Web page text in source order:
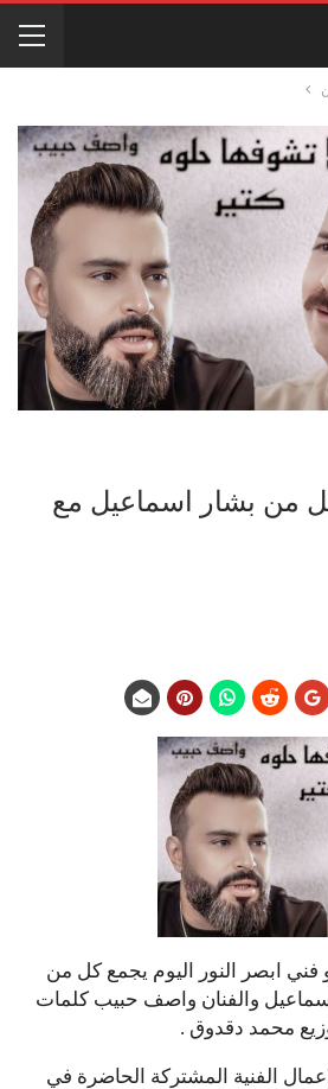
من بشار اسماعيل مع
فني ابصر النور اليوم يجمع كل من
والفنان واصف حبيب كلمات
محمد دقدوق .
الفنية المشتركة الحاضرة في